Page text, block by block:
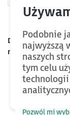
Data
mod.
Kategoria
Jeśli chcesz
Podobnie
najwyższą
naszych
tym celu
technologii
Pozwól mi